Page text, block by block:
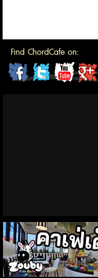
Find ChordCafe on:
ChordCafeChordCafe